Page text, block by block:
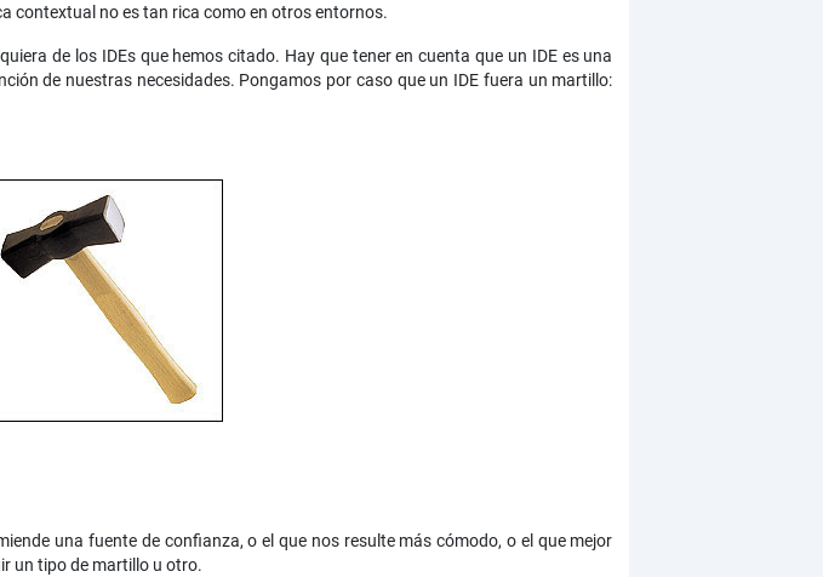
contextual no es tan rica como en otros entornos.
de los IDEs que hemos citado. Hay que tener en cuenta que un IDE es una
de nuestras necesidades. Pongamos por caso que un IDE fuera un martillo:
una fuente de confianza, o el que nos resulte más cómodo, o el que mejor
un tipo de martillo u otro.